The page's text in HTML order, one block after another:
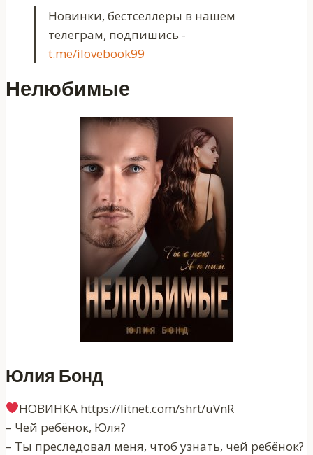
Новинки, бестселлеры в нашем
телеграм, подпишись -
t.me/ilovebook99
Нелюбимые
Юлия Бонд
‍НОВИНКА https://litnet.com/shrt/uVnR
– Чей ребёнок, Юля?
– Ты преследовал меня, чтоб узнать, чей ребёнок?